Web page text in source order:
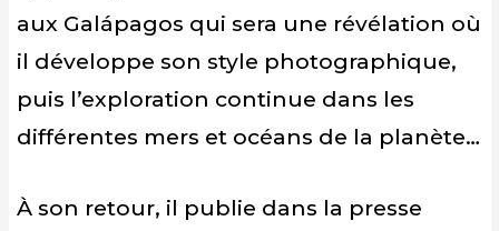
aux Galápagos qui sera une révélation où
il développe son style photographique,
puis l’exploration continue dans les
différentes mers et océans de la planète…
À son retour, il publie dans la presse